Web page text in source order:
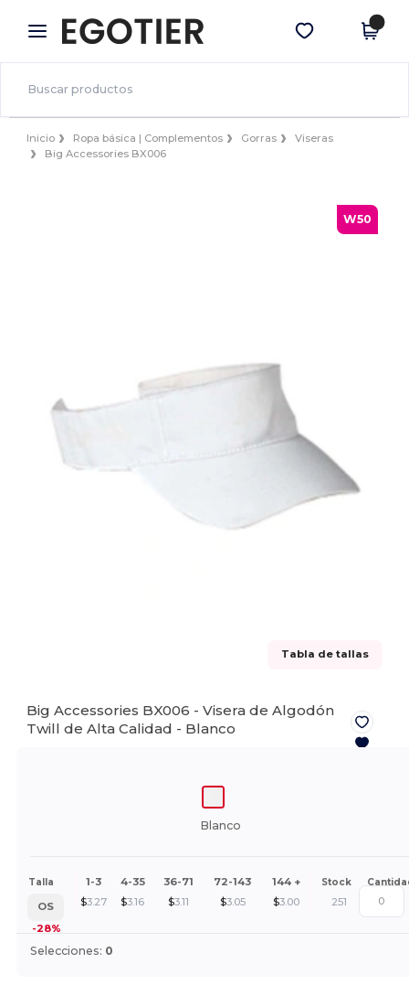
× App de Egotier
¡Mejores precios en app!
Descargar app
Inicio Ropa básica | Complementos Gorras
Viseras
Big Accessories BX006
W50
Tabla de tallas
Big Accessories BX006 - Visera de Algodón
Twill de Alta Calidad - Blanco
Blanco
Talla 1-3 4-35 36-71 72-143 144 + Stock
OS
-28%
$3.27 $3.16 $3.11 $3.05 $3.00 251
Selecciones: 0